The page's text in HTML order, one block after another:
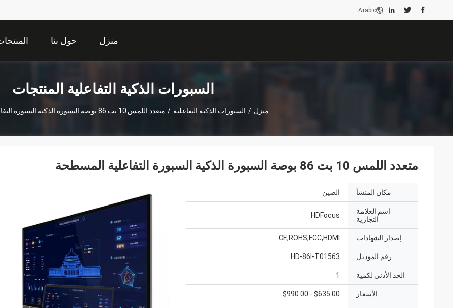
Arabic
منزل حول بنا
السبورات الذكية التفاعلية المنتجات
منزل / السبورات الذكية التفاعلية / متعدد اللمس 10 بت 86 بوصة السبورة الذكية السبورة التفاعلية المسطحة
متعدد اللمس 10 بت 86 بوصة السبورة الذكية السبورة التفاعلية المسطحة
مكان المنشأ الصين
اسم العلامة
التجارية
HDFocus
إصدار الشهادات CE,ROHS,FCC,HDMI
رقم الموديل HD-86I-T01563
الحد الأدنى لكمية 1
الأسعار $635.00 - $990.00